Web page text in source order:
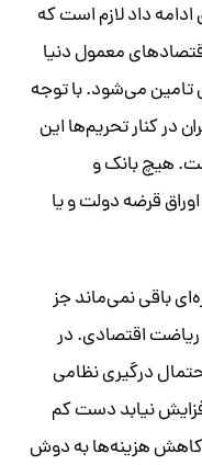
ادامه داد لازم است که
معمول دنیا
می‌شود. با توجه
در کنار تحریم‌ها این
هیچ بانک و
قرضه دولت و یا
باقی نمی‌ماند جز
اقتصادی. در
درگیری نظامی
نیابد دست کم
هزینه‌ها به دوش